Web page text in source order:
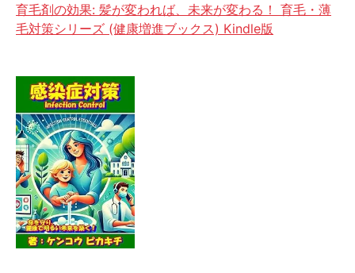
育毛剤の効果: 髪が変われば、未来が変わる！ 育毛・薄
毛対策シリーズ (健康増進ブックス) Kindle版